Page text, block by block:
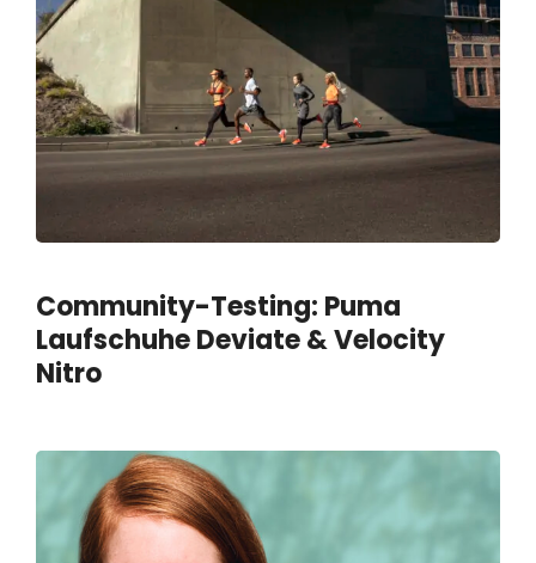
Community-Testing: Puma
Laufschuhe Deviate & Velocity
Nitro